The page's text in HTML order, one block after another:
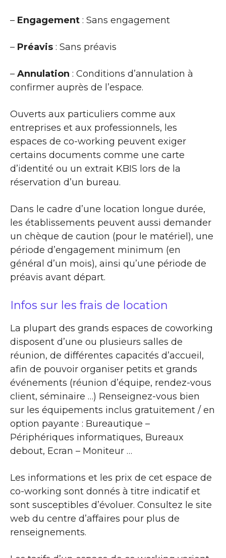
– Engagement : Sans engagement
– Préavis : Sans préavis
– Annulation : Conditions d’annulation à
confirmer auprès de l’espace.
Ouverts aux particuliers comme aux
entreprises et aux professionnels, les
espaces de co-working peuvent exiger
certains documents comme une carte
d’identité ou un extrait KBIS lors de la
réservation d’un bureau.
Dans le cadre d’une location longue durée,
les établissements peuvent aussi demander
un chèque de caution (pour le matériel), une
période d’engagement minimum (en
général d’un mois), ainsi qu’une période de
préavis avant départ.
Infos sur les frais de location
La plupart des grands espaces de coworking
disposent d’une ou plusieurs salles de
réunion, de différentes capacités d’accueil,
afin de pouvoir organiser petits et grands
événements (réunion d’équipe, rendez-vous
client, séminaire …) Renseignez-vous bien
sur les équipements inclus gratuitement / en
option payante : Bureautique –
Périphériques informatiques, Bureaux
debout, Ecran – Moniteur …
Les informations et les prix de cet espace de
co-working sont donnés à titre indicatif et
sont susceptibles d’évoluer. Consultez le site
web du centre d’affaires pour plus de
renseignements.